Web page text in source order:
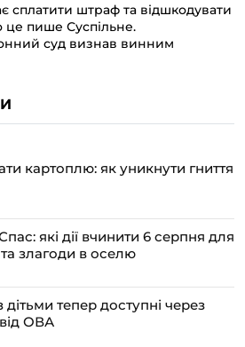
сплатити штраф та відшкодувати
це пише Суспільне.
суд визнав винним
картоплю: як уникнути гниття
які дії вчинити 6 серпня для
злагоди в оселю
дітьми тепер доступні через
від ОВА